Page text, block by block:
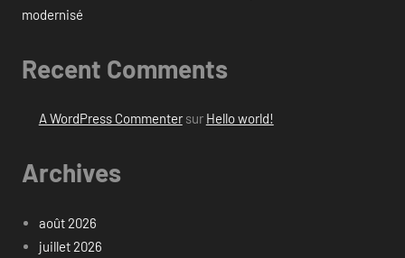
modernisé
Recent Comments
A WordPress Commentersur Hello world!
Archives
août 2026
juillet 2026